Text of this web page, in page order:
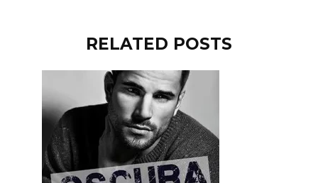
RELATED POSTS